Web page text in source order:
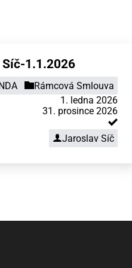
Síč-1.1.2026
Rámcová Smlouva
1. ledna 2026
31. prosince 2026
Jaroslav Síč